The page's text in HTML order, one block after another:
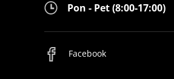
Pon - Pet (8:00-17:00)
Facebook